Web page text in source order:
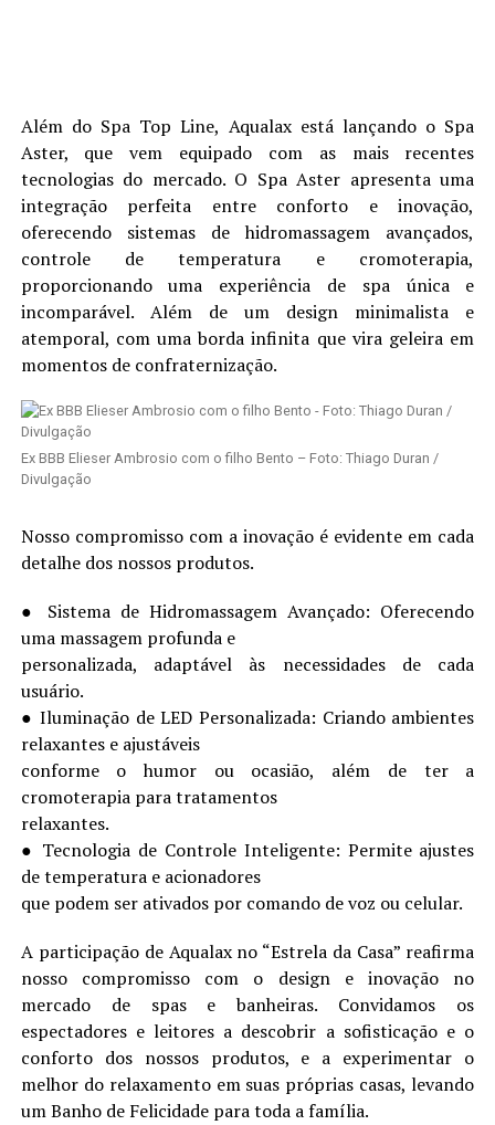
Além do Spa Top Line, Aqualax está lançando o Spa
Aster, que vem equipado com as mais recentes
tecnologias do mercado. O Spa Aster apresenta uma
integração perfeita entre conforto e inovação,
oferecendo sistemas de hidromassagem avançados,
controle de temperatura e cromoterapia,
proporcionando uma experiência de spa única e
incomparável. Além de um design minimalista e
atemporal, com uma borda infinita que vira geleira em
momentos de confraternização.
Ex BBB Elieser Ambrosio com o filho Bento – Foto: Thiago Duran /
Divulgação
Nosso compromisso com a inovação é evidente em cada
detalhe dos nossos produtos.
● Sistema de Hidromassagem Avançado: Oferecendo
uma massagem profunda e
personalizada, adaptável às necessidades de cada
usuário.
● Iluminação de LED Personalizada: Criando ambientes
relaxantes e ajustáveis
conforme o humor ou ocasião, além de ter a
cromoterapia para tratamentos
relaxantes.
● Tecnologia de Controle Inteligente: Permite ajustes
de temperatura e acionadores
que podem ser ativados por comando de voz ou celular.
A participação de Aqualax no “Estrela da Casa” reafirma
nosso compromisso com o design e inovação no
mercado de spas e banheiras. Convidamos os
espectadores e leitores a descobrir a sofisticação e o
conforto dos nossos produtos, e a experimentar o
melhor do relaxamento em suas próprias casas, levando
um Banho de Felicidade para toda a família.